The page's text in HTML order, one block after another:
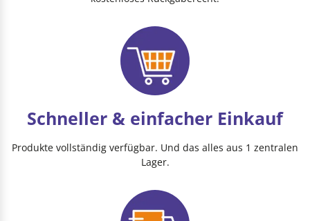
Schneller & einfacher Einkauf
Produkte vollständig verfügbar. Und das alles aus 1 zentralen
Lager.